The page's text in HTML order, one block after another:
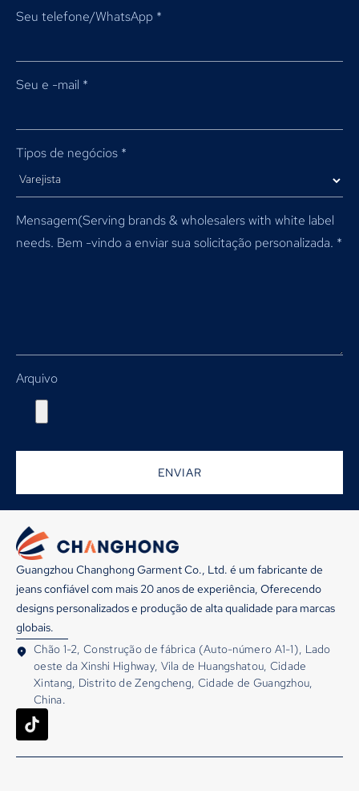
Seu telefone/WhatsApp *
Seu e -mail *
Tipos de negócios *
Mensagem(Serving brands & wholesalers with white label
needs. Bem -vindo a enviar sua solicitação personalizada. *
Arquivo
ENVIAR
Guangzhou Changhong Garment Co., Ltd. é um fabricante de
jeans confiável com mais 20 anos de experiência, Oferecendo
designs personalizados e produção de alta qualidade para marcas
globais.
Chão 1-2, Construção de fábrica (Auto-número A1-1), Lado
oeste da Xinshi Highway, Vila de Huangshatou, Cidade
Xintang, Distrito de Zengcheng, Cidade de Guangzhou,
China.